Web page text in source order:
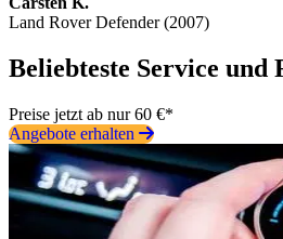
Land Rover Defender (2007)
Beliebteste Service und
Preise jetzt ab nur 60 €*
Angebote erhalten